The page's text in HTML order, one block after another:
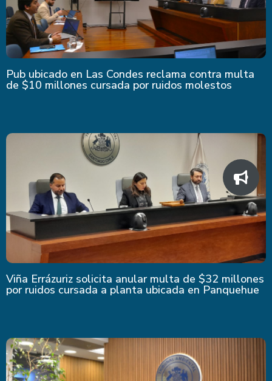
Pub ubicado en Las Condes reclama contra multa
de $10 millones cursada por ruidos molestos
Viña Errázuriz solicita anular multa de $32 millones
por ruidos cursada a planta ubicada en Panquehue